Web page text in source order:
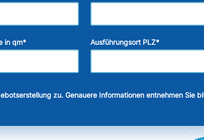
in qm* Ausführungsort PLZ*
zu. Genauere Informationen entnehmen Sie